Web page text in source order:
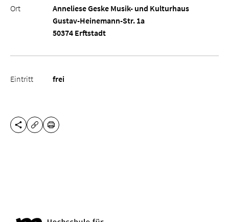
Ort
Anneliese Geske Musik- und Kulturhaus
Gustav-Heinemann-Str. 1a
50374 Erftstadt
Eintritt frei
DIESE SEITE TEILEN
URL KOPIEREN
DRUCKEN